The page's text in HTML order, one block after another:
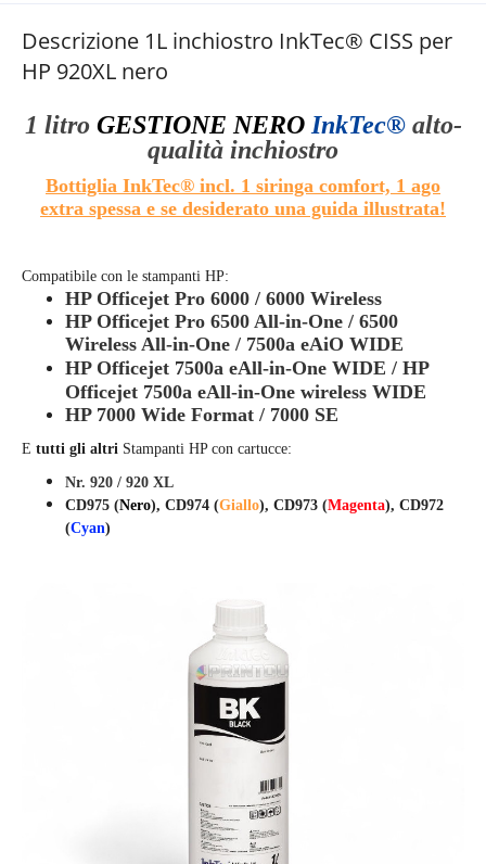
Descrizione 1L inchiostro InkTec® CISS per
HP 920XL nero
1 litro GESTIONE NERO InkTec® alto-
qualità inchiostro
Bottiglia InkTec® incl. 1 siringa comfort, 1 ago
extra spessa e se desiderato una guida illustrata!
Compatibile con le stampanti HP:
HP Officejet Pro 6000 / 6000 Wireless
HP Officejet Pro 6500 All-in-One / 6500
Wireless All-in-One / 7500a eAiO WIDE
HP Officejet 7500a eAll-in-One WIDE / HP
Officejet 7500a eAll-in-One wireless WIDE
HP 7000 Wide Format / 7000 SE
E tutti gli altri Stampanti HP con cartucce:
Nr. 920 / 920 XL
CD975 (Nero), CD974 (Giallo), CD973 (Magenta), CD972
(Cyan)